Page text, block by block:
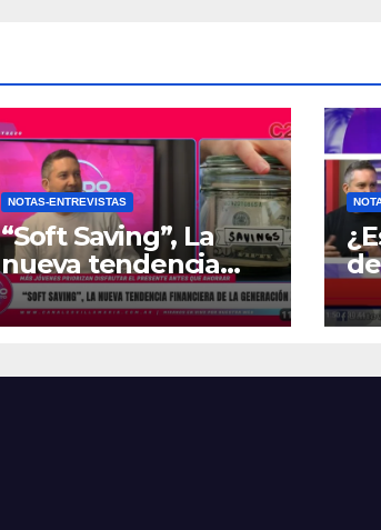
NOTAS-ENTREVISTAS
“Soft Saving”, La
nueva tendencia
financiera de la
generación Z